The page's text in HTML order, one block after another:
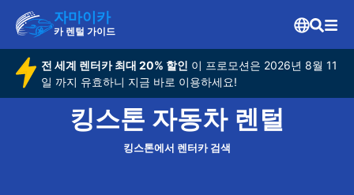
자마이카
카 렌털 가이드
전 세계 렌터카 최대 20% 할인 이 프로모션은 2026년 8월 11
일 까지 유효하니 지금 바로 이용하세요!
킹스톤 자동차 렌털
킹스톤에서 렌터카 검색